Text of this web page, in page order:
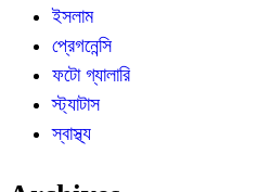
ইসলাম
প্রেগনেন্সি
ফটো গ্যালারি
স্ট্যাটাস
স্বাস্থ্য